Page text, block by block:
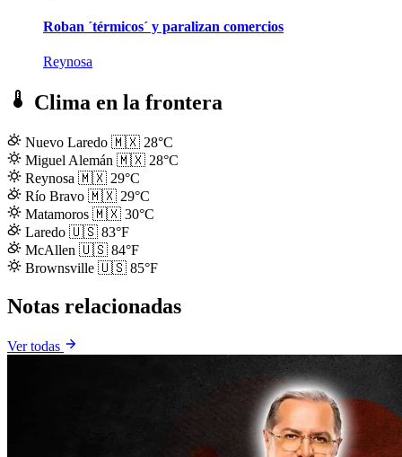
Roban ´térmicos´ y paralizan comercios
Reynosa
Clima en la frontera
Nuevo Laredo 🇲🇽 28°C
Miguel Alemán 🇲🇽 28°C
Reynosa 🇲🇽 29°C
Río Bravo 🇲🇽 29°C
Matamoros 🇲🇽 30°C
Laredo 🇺🇸 83°F
McAllen 🇺🇸 84°F
Brownsville 🇺🇸 85°F
Notas relacionadas
Ver todas